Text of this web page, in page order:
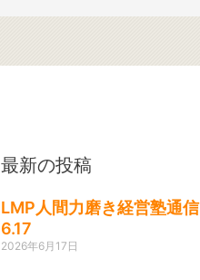
最新の投稿
LMP人間力磨き経営塾通信
6.17
2026年6月17日